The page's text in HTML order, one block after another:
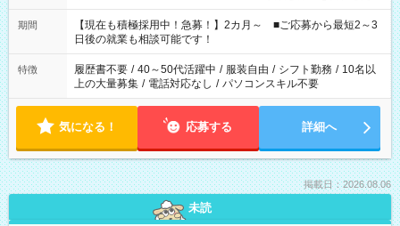
い」 「余裕を持って夕飯の準備がしたい」 「できれば残業はし
たくない」 など、ご希望を教えてくださいね。 ※Wワーク希望
の方へ 今ご覧のお仕事で希望する勤務時間と、もう1つのお仕事
の勤務時間。 合計で週40時間を超える場合は応募できません。
期間
【現在も積極採用中！急募！】2カ月～ ■ご応募から最短2～3
日後の就業も相談可能です！
特徴 履歴書不要 / 40～50代活躍中 / 服装自由 / シフト勤務 / 10名以
上の大量募集 / 電話対応なし / パソコンスキル不要
気になる！ 応募する 詳細へ
掲載日：2026.08.06
未読